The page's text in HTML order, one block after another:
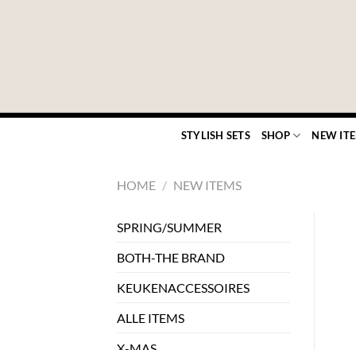
STYLISH SETS SHOP NEW
HOME / NEW ITEMS
SPRING/SUMMER
BOTH-THE BRAND
KEUKENACCESSOIRES
ALLE ITEMS